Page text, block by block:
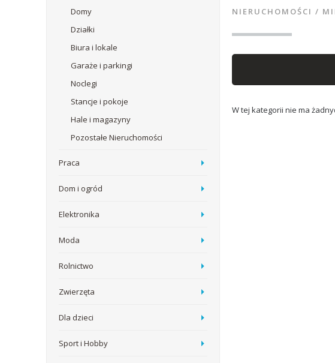
NIERUCHOMOŚCI /
W tej kategorii nie ma
Domy
Działki
Biura i lokale
Garaże i parkingi
Noclegi
Stancje i pokoje
Hale i magazyny
Pozostałe Nieruchomości
Praca
Dom i ogród
Elektronika
Moda
Rolnictwo
Zwierzęta
Dla dzieci
Sport i Hobby